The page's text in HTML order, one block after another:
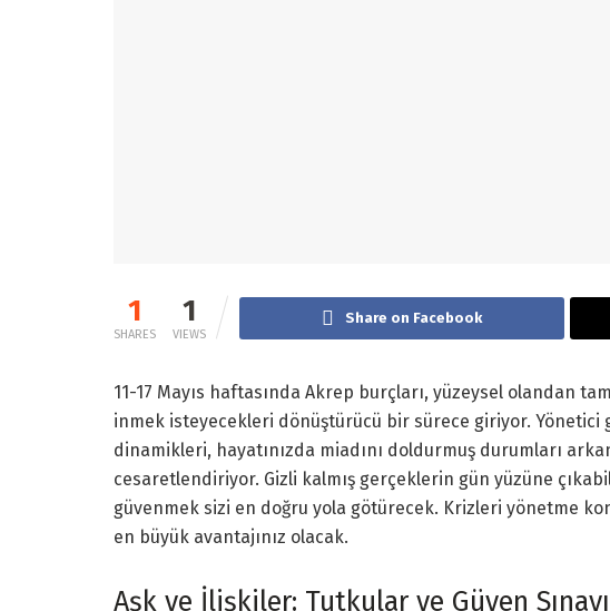
1
SHARES
1
VIEWS
Share on Facebook
11-17 Mayıs haftasında Akrep burçları, yüzeysel olandan
inmek isteyecekleri dönüştürücü bir sürece giriyor. Yönetici
dinamikleri, hayatınızda miadını doldurmuş durumları
cesaretlendiriyor. Gizli kalmış gerçeklerin gün yüzüne
güvenmek sizi en doğru yola götürecek. Krizleri yönetme
en büyük avantajınız olacak.
Aşk ve İlişkiler: Tutkular ve Güven Sınavı